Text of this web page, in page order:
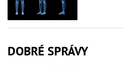
DOBRÉ SPRÁVY